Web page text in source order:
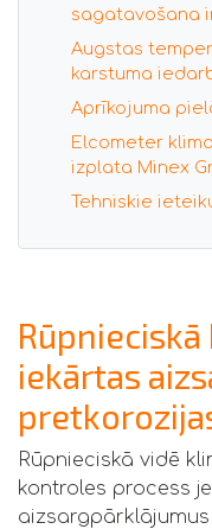
sagatavošana
Augstas
karstuma
Aprīkojuma
Elcometer
izplata Minex
Tehniskie
iekārtas
Rūpnieciskā vidē
kontroles process